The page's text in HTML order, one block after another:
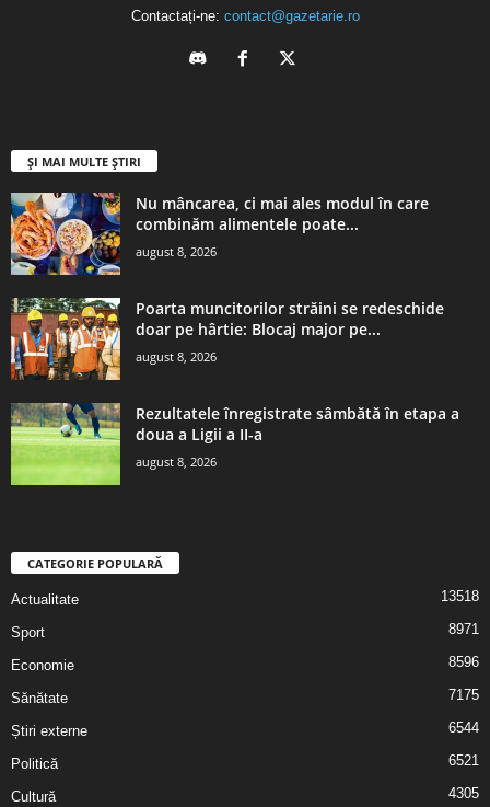
Contactați-ne: contact@gazetarie.ro
ȘI MAI MULTE ȘTIRI
Nu mâncarea, ci mai ales modul în care
combinăm alimentele poate...
august 8, 2026
Poarta muncitorilor străini se redeschide
doar pe hârtie: Blocaj major pe...
august 8, 2026
Rezultatele înregistrate sâmbătă în etapa a
doua a Ligii a II-a
august 8, 2026
CATEGORIE POPULARĂ
Actualitate 13518
Sport 8971
Economie 8596
Sănătate 7175
Știri externe 6544
Politică 6521
Cultură 4305